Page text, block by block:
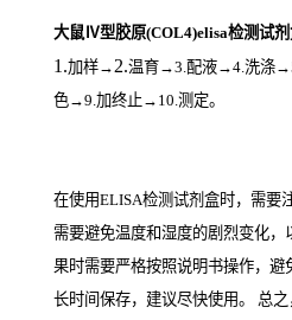
大鼠Ⅳ型胶原(COL4)elisa检测试
1.加样→ 2.温育→3.配液→4.洗涤
色→9.加终止→10.测定。
在使用ELISA检测试剂盒时，需要
需要避免温度和湿度的剧烈变化，
果时需要严格按照说明书操作，避
长时间保存，建议尽快使用。 总